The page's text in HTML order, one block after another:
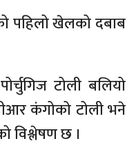
पहिलो खेलको दबाब
टोली बलियो
कंगोको टोली भने
विश्लेषण छ ।